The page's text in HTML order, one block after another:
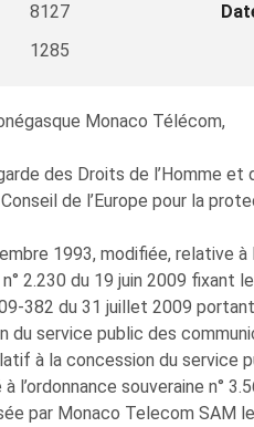
8127
1285
Monaco Télécom,
des Droits de l’Homme
de l’Europe pour la
1993, modifiée, relative
n° 2.230 du 19 juin 2009
382 du 31 juillet 2009
du service public des
à la concession du
l’ordonnance souveraine n°
par Monaco Telecom